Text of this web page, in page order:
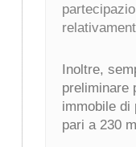
Inoltre,
preliminare
immobile di
pari a 230